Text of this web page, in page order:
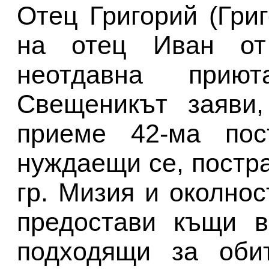
Отец Григорий
на отец Иван
неотдавна
Свещеникът
приеме 42-ма
нуждаещи се,
гр. Мизия и
предостави къщи
подходящи за